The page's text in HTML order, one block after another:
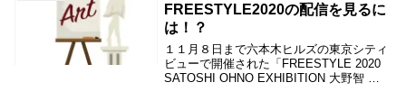
FREESTYLE2020の配信を見るに
は！？
１１月８日まで六本木ヒルズの東京シティ
ビューで開催された「FREESTYLE 2020
SATOSHI OHNO EXHIBITION 大野智 作